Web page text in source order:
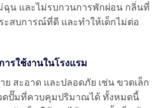
ฉุน และไม่รบกวนการพักผ่อน กลิ่นที่
ะสบการณ์ที่ดี และทำให้เด็กไม่ต่อ
รใช้งานในโรงแรม
สะอาด และปลอดภัย เช่น ขวดเล็ก
ดปั๊มที่ควบคุมปริมาณได้ ทั้งหมดนี้